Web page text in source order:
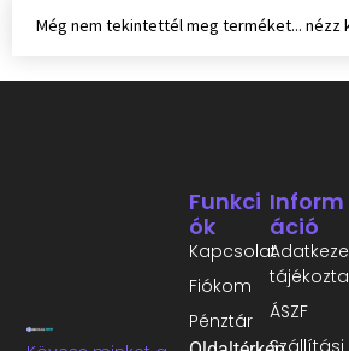
Még nem tekintettél meg terméket... nézz
Inform
Áció
ÁSZF
Funkci
Ók
Kapcsolat
Fiókom
Pénztár